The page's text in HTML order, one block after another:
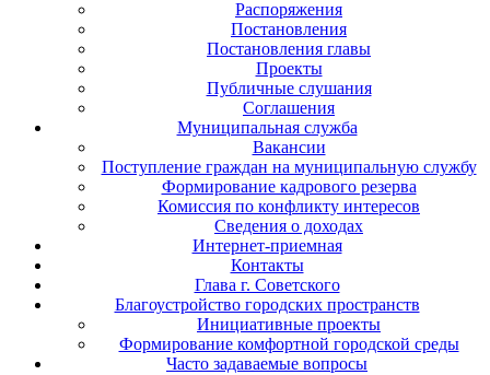
Распоряжения
Постановления
Постановления главы
Проекты
Публичные слушания
Соглашения
Муниципальная служба
Вакансии
Поступление граждан на муниципальную службу
Формирование кадрового резерва
Комиссия по конфликту интересов
Сведения о доходах
Интернет-приемная
Контакты
Глава г. Советского
Благоустройство городских пространств
Инициативные проекты
Формирование комфортной городской среды
Часто задаваемые вопросы